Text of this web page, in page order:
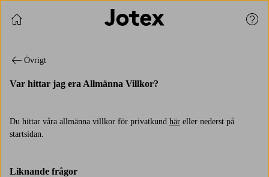
Fortsätt handla
Övrigt
Var hittar jag era Allmänna Villkor?
Du hittar våra allmänna villkor för privatkund här eller nederst på
startsidan.
Liknande frågor